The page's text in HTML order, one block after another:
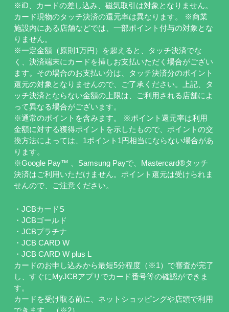
※iD、カードの差し込み、磁気取引は対象となりません。
カード現物のタッチ決済の還元率は異なります。 ※商業
施設内にある店舗などでは、一部ポイント付与の対象とな
りません。
※一定金額（原則1万円）を超えると、タッチ決済でな
く、決済端末にカードを挿しお支払いただく場合がござい
ます。その場合のお支払い分は、タッチ決済分のポイント
還元の対象となりませんので、ご了承ください。上記、タ
ッチ決済とならない金額の上限は、ご利用される店舗によ
って異なる場合がございます。
※通常のポイントを含みます。 ※ポイント還元率は利用
金額に対する獲得ポイントを示したもので、ポイントの交
換方法によっては、1ポイント1円相当にならない場合があ
ります。
※Google Pay™ 、Samsung Payで、Mastercard®タッチ
決済はご利用いただけません。ポイント還元は受けられま
せんので、ご注意ください。
・JCBカードS
・JCBゴールド
・JCBプラチナ
・JCB CARD W
・JCB CARD W plus L
カードのお申し込みから最短5分程度（※1）で審査が完了
し、すぐにMyJCBアプリでカード番号等の確認ができま
す。
カードを受け取る前に、ネットショッピングや店頭で利用
できます。（※2）